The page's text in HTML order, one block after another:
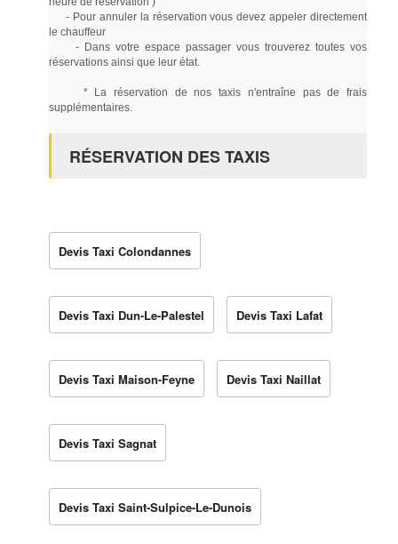
- Pour annuler la réservation vous devez appeler directement
le chauffeur
- Dans votre espace passager vous trouverez toutes vos
réservations ainsi que leur état.
* La réservation de nos taxis n'entraîne pas de frais
supplémentaires.
RÉSERVATION DES TAXIS
Devis Taxi Colondannes
Devis Taxi Dun-Le-Palestel Devis Taxi Lafat
Devis Taxi Maison-Feyne Devis Taxi Naillat
Devis Taxi Sagnat
Devis Taxi Saint-Sulpice-Le-Dunois